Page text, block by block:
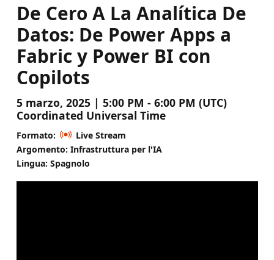
De Cero A La Analítica De
Datos: De Power Apps a
Fabric y Power BI con
Copilots
5 marzo, 2025 | 5:00 PM - 6:00 PM (UTC)
Coordinated Universal Time
Formato:
Live Stream
Argomento: Infrastruttura per l'IA
Lingua: Spagnolo